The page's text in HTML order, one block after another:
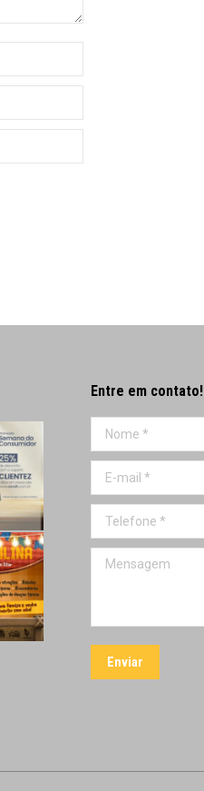
Entre em contato!
Nome *
E-mail *
Telefone *
Mensagem
Enviar